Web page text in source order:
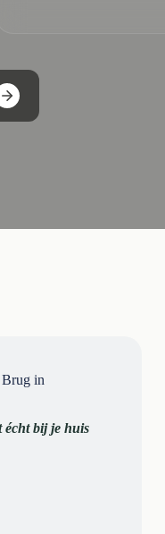
Brug in
écht bij je huis